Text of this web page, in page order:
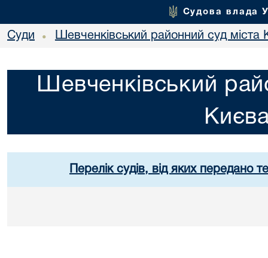
Судова влада
Суди • Шевченківський районний суд міста
Шевченківський
Перелік судів, від яких передано